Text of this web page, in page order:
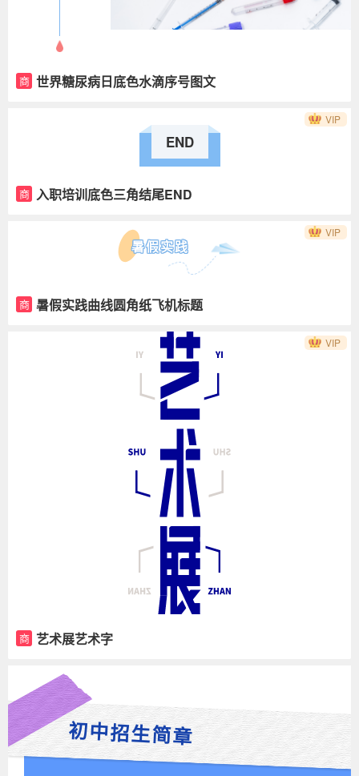
商 世界糖尿病日底色水滴序号图文
END
商 入职培训底色三角结尾END
VIP
暑假实践
商 暑假实践曲线圆角纸飞机标题
VIP
商 艺术展艺术字
VIP
初中招生简章